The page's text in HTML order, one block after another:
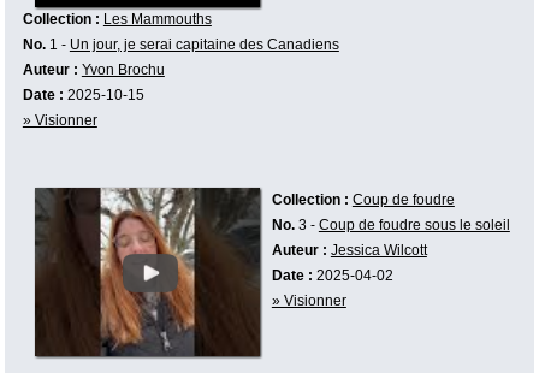
Collection : Les Mammouths
No.1 - Un jour, je serai capitaine des Canadiens
Auteur : Yvon Brochu
Date : 2025-10-15
» Visionner
Collection : Coup de foudre
No.3 - Coup de foudre sous le soleil
Auteur : Jessica Wilcott
Date : 2025-04-02
» Visionner